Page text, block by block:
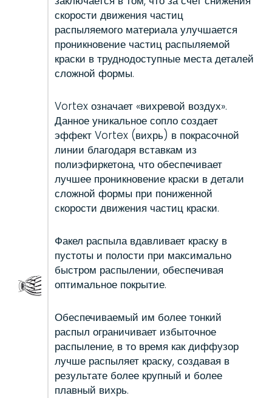
скорости движения частиц
распыляемого материала улучшается
проникновение частиц распыляемой
краски в труднодоступные места деталей
сложной формы.
Vortex означает «вихревой воздух».
Данное уникальное сопло создает
эффект Vortex (вихрь) в покрасочной
линии благодаря вставкам из
полиэфиркетона, что обеспечивает
лучшее проникновение краски в детали
сложной формы при пониженной
скорости движения частиц краски.
Факел распыла вдавливает краску в
пустоты и полости при максимально
быстром распылении, обеспечивая
оптимальное покрытие.
Обеспечиваемый им более тонкий
распыл ограничивает избыточное
распыление, в то время как диффузор
лучше распыляет краску, создавая в
результате более крупный и более
плавный вихрь.